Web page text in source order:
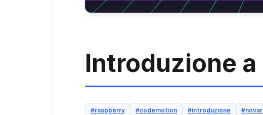
Introduzione a
#raspberry #codemotion #introduzione